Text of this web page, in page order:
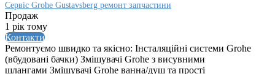
Сервіс Grohe Gustavsberg ремонт запчастини
Продаж
1 рік тому
Контакти
Ремонтуємо швидко та якісно: Інсталяційні системи Grohe
(вбудовані бачки) Змішувачі Grohe з висувними
шлангами Змішувачі Grohe ванна/душ та прості